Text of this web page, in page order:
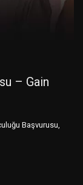
– Gain
Başvurusu,